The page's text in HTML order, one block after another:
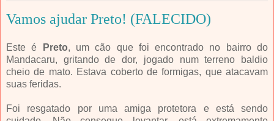
Vamos ajudar Preto! (FALECIDO)
Este é Preto, um cão que foi encontrado no bairro do
Mandacaru, gritando de dor, jogado num terreno baldio
cheio de mato. Estava coberto de formigas, que atacavam
suas feridas.
Foi resgatado por uma amiga protetora e está sendo